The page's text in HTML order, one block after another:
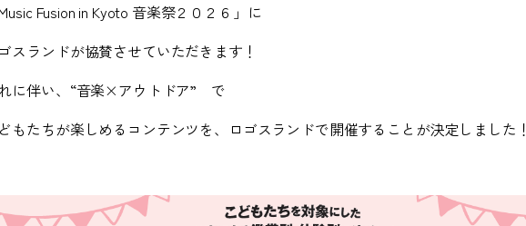
Fusion in Kyoto 音楽祭２０２６」に
スランドが協賛させていただきます！
に伴い、“音楽×アウトドア” で
もたちが楽しめるコンテンツを、ロゴスランドで開催することが決定しました！